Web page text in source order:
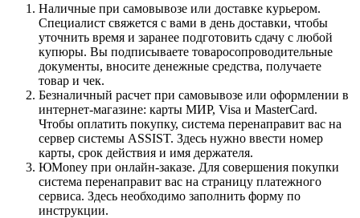
Наличные при самовывозе или доставке курьером.
Специалист свяжется с вами в день доставки, чтобы
уточнить время и заранее подготовить сдачу с любой
купюры. Вы подписываете товаросопроводительные
документы, вносите денежные средства, получаете
товар и чек.
Безналичный расчет при самовывозе или оформлении в
интернет-магазине: карты МИР, Visa и MasterCard.
Чтобы оплатить покупку, система перенаправит вас на
сервер системы ASSIST. Здесь нужно ввести номер
карты, срок действия и имя держателя.
ЮMoney при онлайн-заказе. Для совершения покупки
система перенаправит вас на страницу платежного
сервиса. Здесь необходимо заполнить форму по
инструкции.